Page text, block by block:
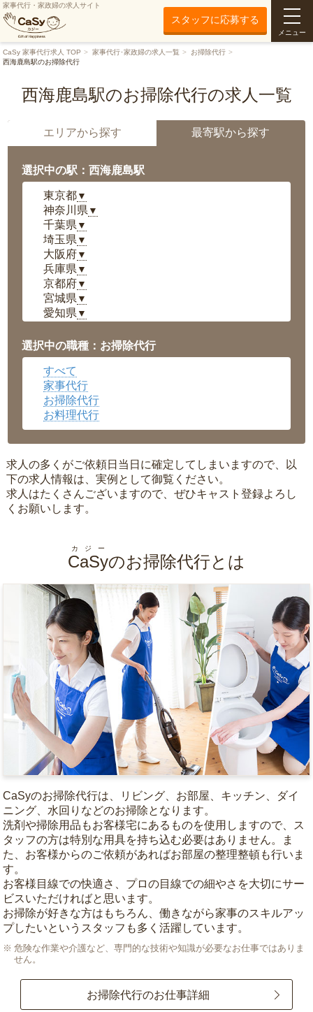
家事代行・家政婦の求人サイト
スタッフに応募する
メニュー
CaSy 家事代行求人 TOP 家事代行･家政婦の求人一覧
お掃除代行
西海鹿島駅のお掃除代行
西海鹿島駅のお掃除代行の求人一覧
エリアから探す 最寄駅から探す
選択中の駅：西海鹿島駅
東京都▼
神奈川県 ▼
千葉県 ▼
埼玉県 ▼
大阪府▼
兵庫県 ▼
京都府▼
宮城県 ▼
愛知県 ▼
岡山県▼
広島県▼
沖縄県
選択中の職種：お掃除代行
すべて
家事代行
お掃除代行
お料理代行
求人の多くがご依頼日当日に確定してしまいますので、以
下の求人情報は、実例として御覧ください。
求人はたくさんございますので、ぜひキャスト登録よろし
くお願いします。
CaSy
カジー
のお掃除代行とは
CaSyのお掃除代行は、リビング、お部屋、キッチン、ダイ
ニング、水回りなどのお掃除となります。
洗剤や掃除用品もお客様宅にあるものを使用しますので、ス
タッフの方は特別な用具を持ち込む必要はありません。ま
た、お客様からのご依頼があればお部屋の整理整頓も行いま
す。
お客様目線での快適さ、プロの目線での細やさを大切にサー
ビスいただければと思います。
お掃除が好きな方はもちろん、働きながら家事のスキルアッ
プしたいというスタッフも多く活躍しています。
危険な作業や介護など、専門的な技術や知識が必要なお仕事ではありま
せん。
お掃除代行のお仕事詳細